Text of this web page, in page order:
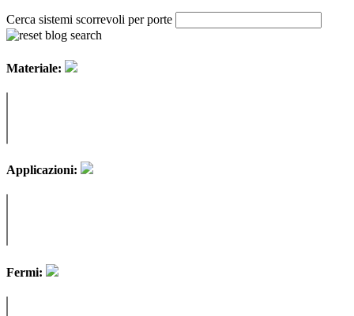
Cerca sistemi scorrevoli per porte
Materiale:
Applicazioni:
Fermi: